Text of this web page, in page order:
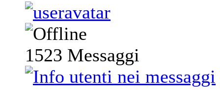
1523 Messaggi